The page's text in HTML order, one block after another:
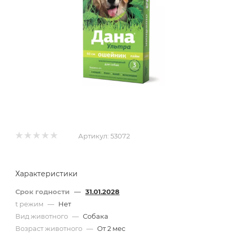
Артикул: 53072
Характеристики
Срок годности — 31.01.2028
t режим — Нет
Вид животного — Собака
Возраст животного — От 2 мес